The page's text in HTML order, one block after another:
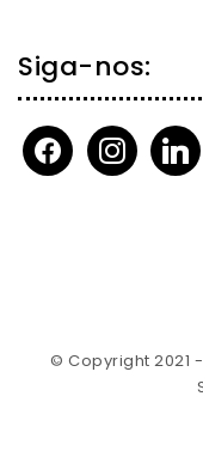
Siga-nos:
facebookinstagramlinkedin
© Copyright 2021